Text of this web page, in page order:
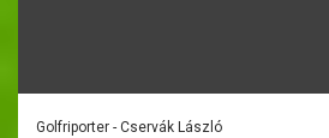
Golfriporter - Cservák László